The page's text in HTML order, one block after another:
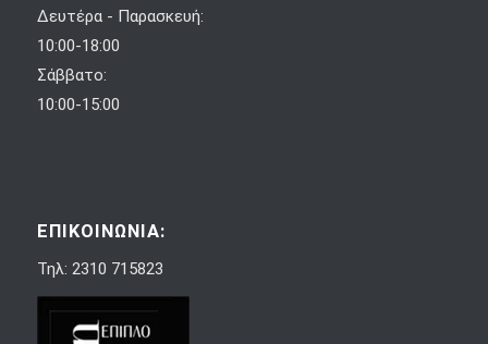
Δευτέρα - Παρασκευή:
10:00-18:00
Σάββατο:
10:00-15:00
ΕΠΙΚΟΙΝΩΝΙΑ:
Τηλ: 2310 715823